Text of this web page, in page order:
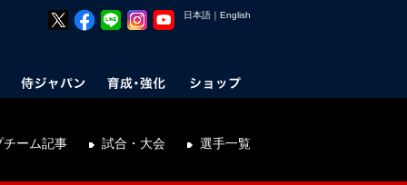
日本語 ｜ English
チーム記事 試合・大会 選手一覧